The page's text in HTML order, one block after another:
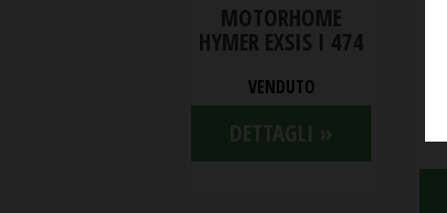
MOTORHOME
HYMER EXSIS I 474
VENDUTO
DETTAGLI »